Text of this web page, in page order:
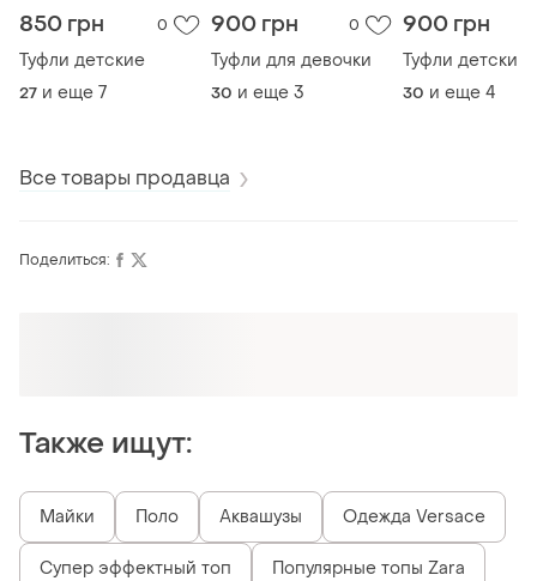
850 грн 0
Туфли детские
27 и еще 7
900 грн 0
Туфли для девочки
30 и еще 3
900 грн
Туфли детские
30 и еще 4
Все товары продавца
Поделиться:
Также ищут:
Майки Поло Аквашузы Одежда Versace
Супер эффектный топ Популярные топы Zara